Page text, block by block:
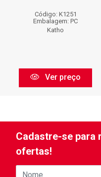
Código: K1251
Embalagem: PC
Katho
Ver preço
Cadastre-se para
ofertas!